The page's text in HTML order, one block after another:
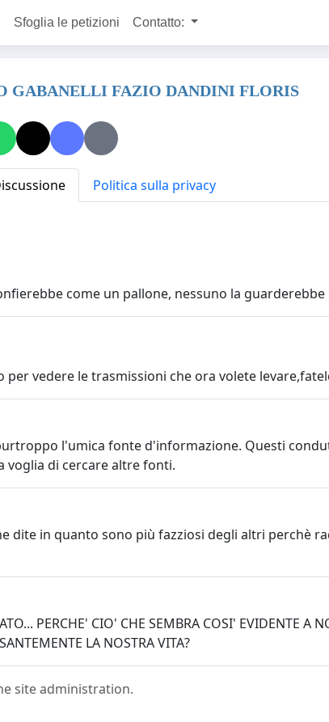
Sfoglia le petizioni Contatto:
GABANELLI FAZIO DANDINI FLORIS
Politica sulla privacy
come un pallone, nessuno la guarderebbe
vedere le trasmissioni che ora volete
l'umica fonte d'informazione. Questi
voglia di cercare altre fonti.
dite in quanto sono più fazziosi degli altri perchè
PERCHE' CIO' CHE SEMBRA COSI' EVIDENTE A
LA NOSTRA VITA?
site administration.